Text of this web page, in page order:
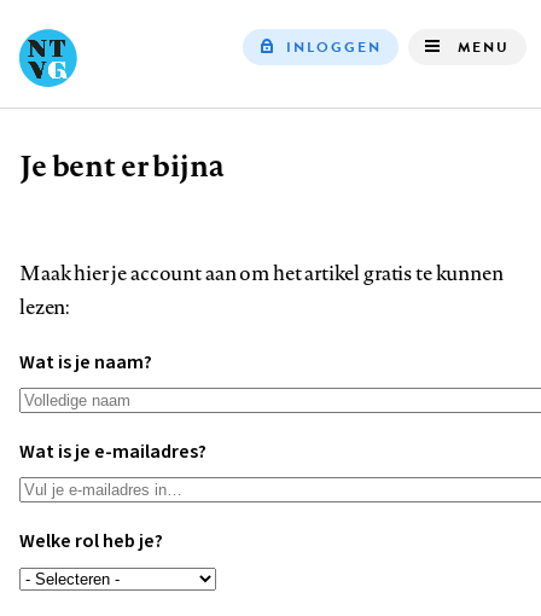
INLOGGEN MENU
Kruimelpad
Je bent er bijna
Maak hier je account aan om het artikel gratis te kunnen
lezen:
Wat is je naam?
Wat is je e-mailadres?
Welke rol heb je?